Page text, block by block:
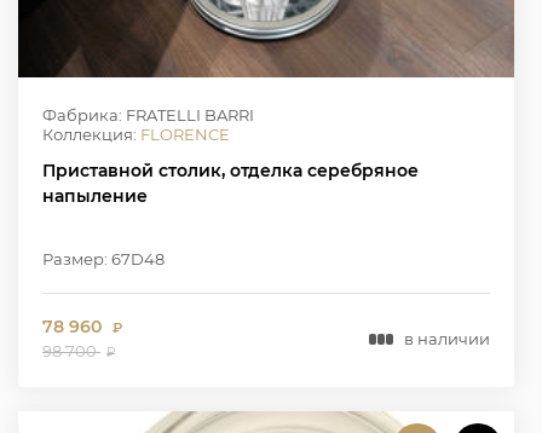
Фабрика: FRATELLI BARRI
Коллекция: FLORENCE
Приставной столик, отделка серебряное
напыление
Размер: 67D48
78 960 ₽
98 700 ₽
в наличии